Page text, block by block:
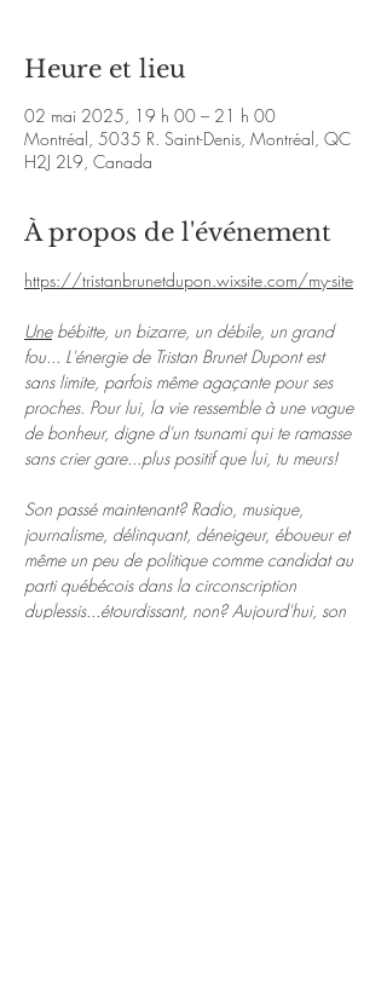
Heure et lieu
02 mai 2025, 19 h 00 – 21 h 00
Montréal, 5035 R. Saint-Denis, Montréal, QC
H2J 2L9, Canada
À propos de l'événement
https://tristanbrunetdupon.wixsite.com/my-site
Une bébitte, un bizarre, un débile, un grand
fou... L'énergie de Tristan Brunet Dupont est
sans limite, parfois même agaçante pour ses
proches. Pour lui, la vie ressemble à une vague
de bonheur, digne d'un tsunami qui te ramasse
sans crier gare...plus positif que lui, tu meurs!
Son passé maintenant? Radio, musique,
journalisme, délinquant, déneigeur, éboueur et
même un peu de politique comme candidat au
parti québécois dans la circonscription
duplessis...étourdissant, non? Aujourd'hui, son